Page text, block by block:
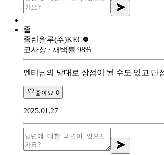
졸
졸린왈루(주)KEC
코사장 ∙ 채택률 98%
멘티님의 말대로 장점이 될 수도 있고 단
좋아요 0
2025.01.27